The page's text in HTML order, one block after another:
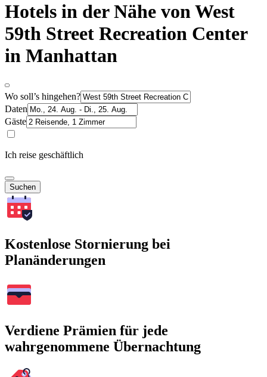
Hotels in der Nähe von West
59th Street Recreation Center
in Manhattan
Wo soll’s hingehen?
Daten
Gäste
Ich reise geschäftlich
Suchen
Kostenlose Stornierung bei
Planänderungen
Verdiene Prämien für jede
wahrgenommene Übernachtung